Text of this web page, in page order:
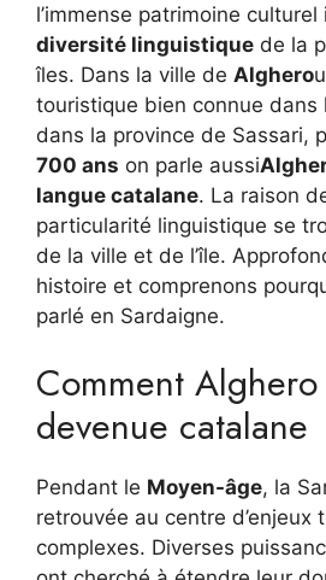
l’immense patrimoine
diversité linguistique de la
îles. Dans la ville de Alghero
touristique bien connue dans
dans la province de Sassari,
700 ans on parle aussi
langue catalane. La raison
particularité linguistique se
de la ville et de l’île.
histoire et comprenons
parlé en Sardaigne.
Comment
devenue catalane
Pendant le Moyen-âge, la
retrouvée au centre d’enjeux
complexes. Diverses